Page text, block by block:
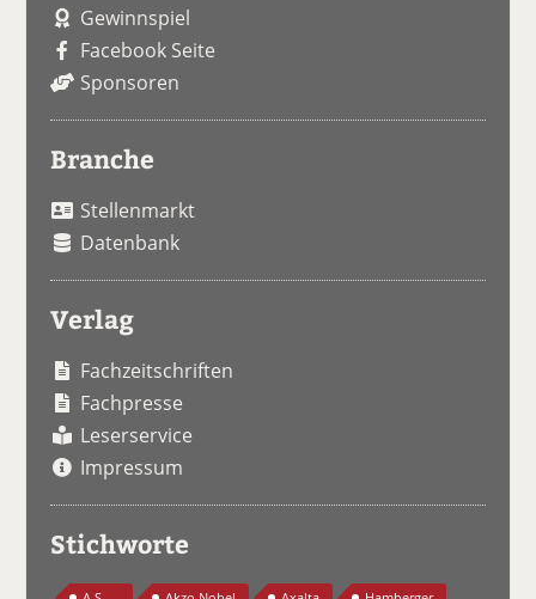
Gewinnspiel
Facebook Seite
Sponsoren
Branche
Stellenmarkt
Datenbank
Verlag
Fachzeitschriften
Fachpresse
Leserservice
Impressum
Stichworte